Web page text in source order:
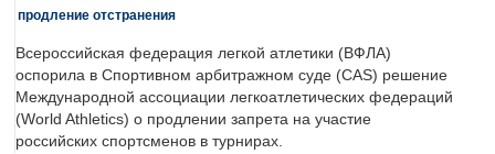
продление отстранения
Всероссийская федерация легкой атлетики (ВФЛА)
оспорила в Спортивном арбитражном суде (CAS) решение
Международной ассоциации легкоатлетических федераций
(World Athletics) о продлении запрета на участие
российских спортсменов в турнирах.